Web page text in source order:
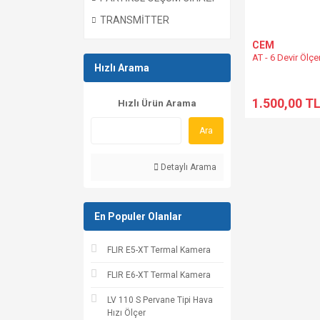
TRANSMİTTER
Hızlı Arama
Hızlı Ürün Arama
Ara
Detaylı Arama
En Populer Olanlar
FLIR E5-XT Termal Kamera
FLIR E6-XT Termal Kamera
LV 110 S Pervane Tipi Hava
Hızı Ölçer
CEM
AT - 6 Devir
1.500,00 TL